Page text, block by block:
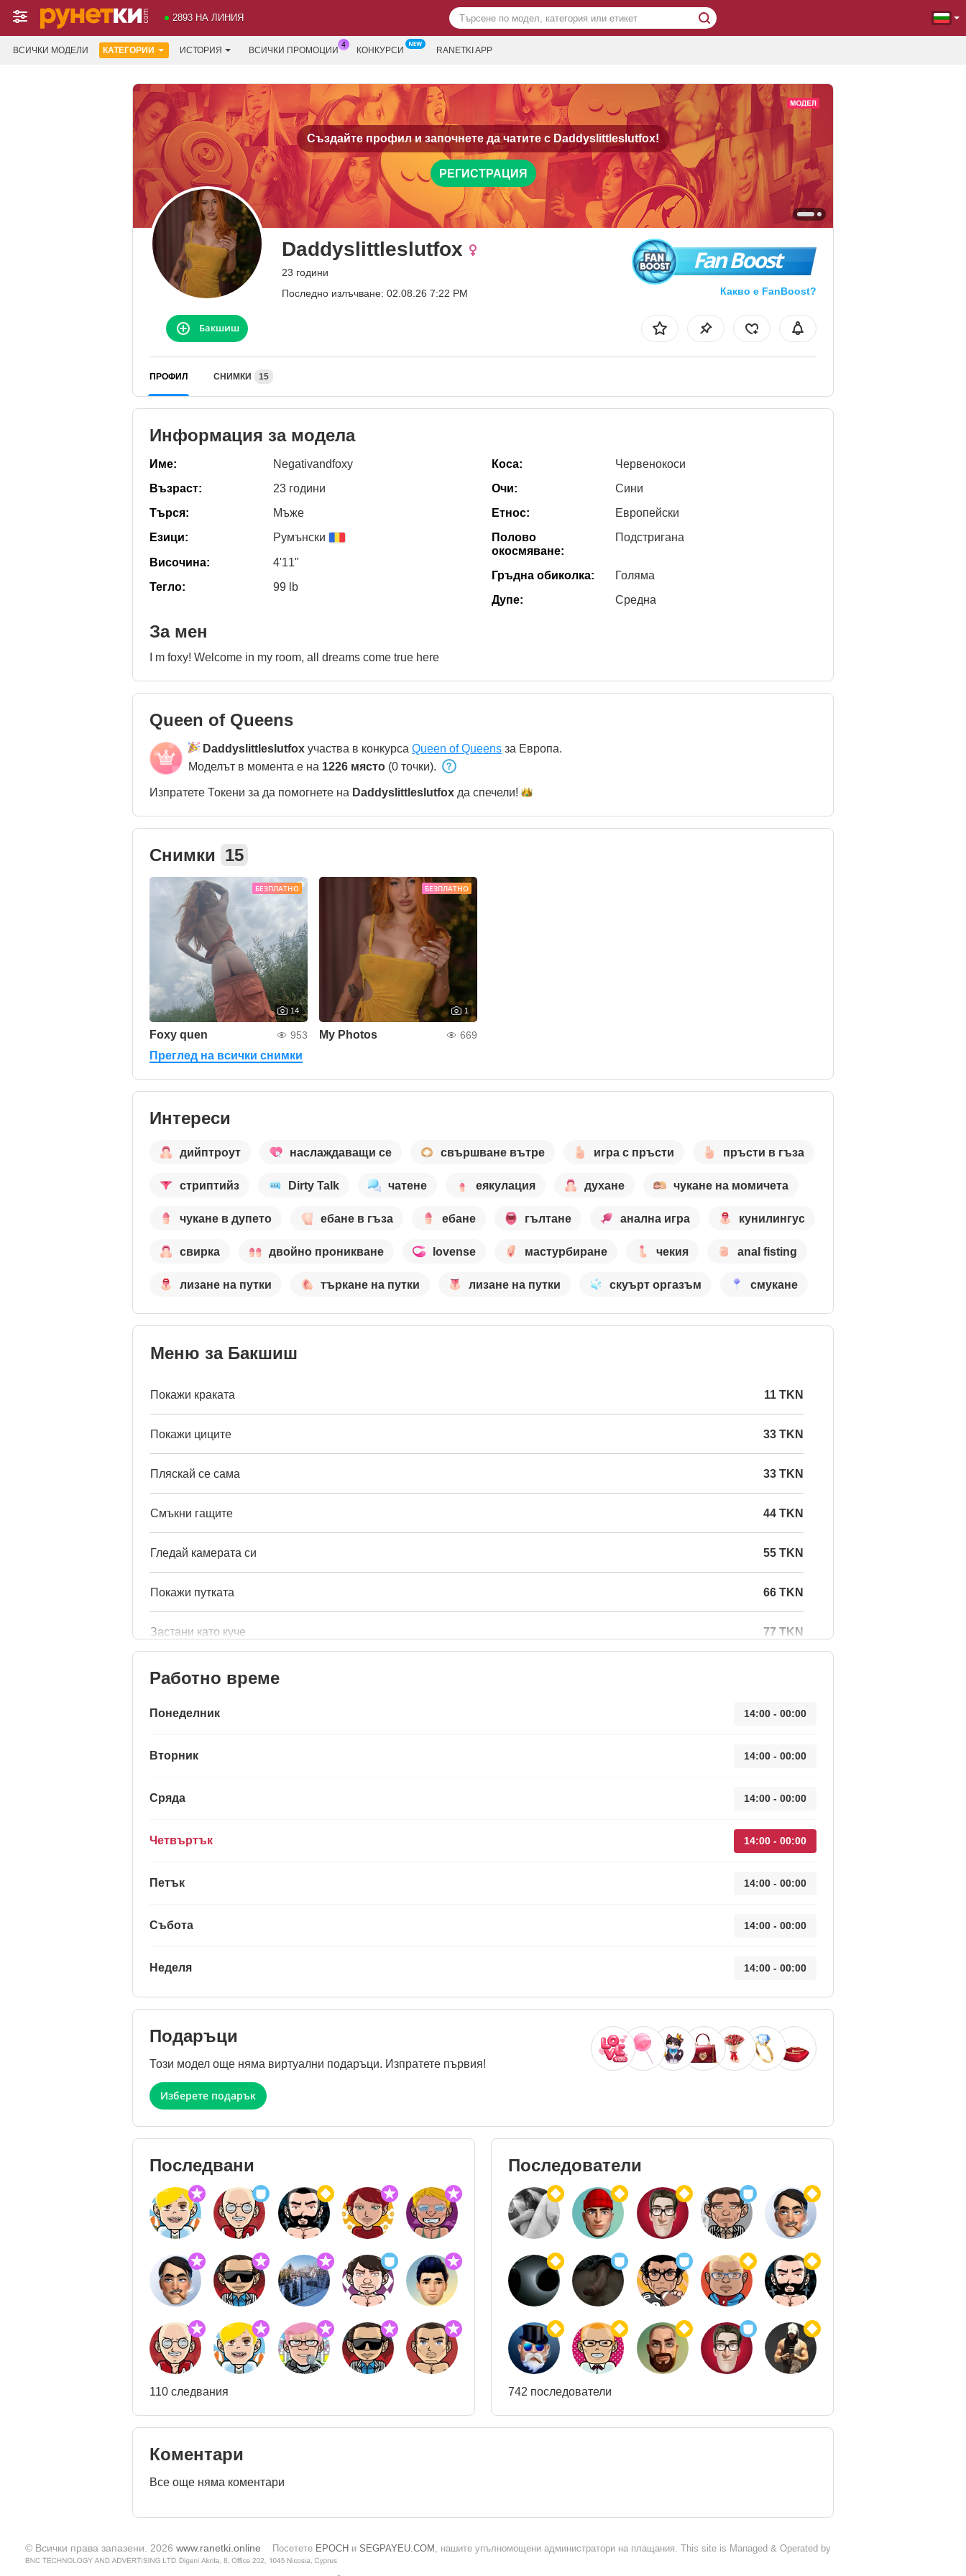
2893 НА ЛИНИЯ
ВСИЧКИ МОДЕЛИ КАТЕГОРИИ ИСТОРИЯ ВСИЧКИ ПРОМОЦИИ КОНКУРСИ RANETKI APP
Създайте профил и започнете да чатите с Daddyslittleslutfox!
РЕГИСТРАЦИЯ
Daddyslittleslutfox
23 години
Последно излъчване: 02.08.26 7:22 PM
Fan Boost
Какво е FanBoost?
Бакшиш
ПРОФИЛ СНИМКИ 15
Информация за модела
Име:
Negativandfoxy
Възраст:
23 години
Търся:
Мъже
Езици:
Румънски
Височина:
4'11"
Тегло:
99 lb
Коса:
Червенокоси
Очи:
Сини
Етнос:
Европейски
Полово
окосмяване:
Подстригана
Гръдна обиколка:
Голяма
Дупе:
Среднa
За мен
I m foxy! Welcome in my room, all dreams come true here
Queen of Queens
Daddyslittleslutfox участва в конкурса Queen of Queens за Европа.
Моделът в момента е на 1226 място (0 точки).
Изпратете Токени за да помогнете на Daddyslittleslutfox да спечели!
Снимки 15
БЕЗПЛАТНО
14
Foxy quen 953
БЕЗПЛАТНО
1
My Photos 669
Преглед на всички снимки
Интереси
дийптроут наслаждаващи се свършване вътре игра с пръсти пръсти в гъза
стриптийз Dirty Talk чатене еякулация духане чукане на момичета
чукане в дупето ебане в гъза ебане гълтане анална игра кунилингус
свирка двойно проникване lovense мастурбиране чекия anal fisting
лизане на путки търкане на путки лизане на путки скуърт оргазъм смукане
Меню за Бакшиш
Покажи краката 11 TKN
Покажи циците 33 TKN
Пляскай се сама 33 TKN
Смъкни гащите 44 TKN
Гледай камерата си 55 TKN
Покажи путката 66 TKN
Застани като куче 77 TKN
Работно време
Понеделник 14:00 - 00:00
Вторник 14:00 - 00:00
Сряда 14:00 - 00:00
Четвъртък 14:00 - 00:00
Петък 14:00 - 00:00
Събота 14:00 - 00:00
Неделя 14:00 - 00:00
Подаръци
Този модел още няма виртуални подаръци. Изпратете първия!
Изберете подарък
Последвани
110 следвания
Последователи
742 последователи
Коментари
Все още няма коментари
© Всички права запазени. 2026 www.ranetki.online Посетете EPOCH и SEGPAYEU.COM , нашите упълномощени администратори на плащания. This site is Managed & Operated by